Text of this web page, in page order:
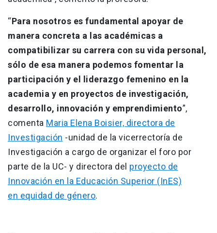
“Para nosotros es fundamental apoyar de
manera concreta a las académicas a
compatibilizar su carrera con su vida personal,
sólo de esa manera podemos fomentar la
participación y el liderazgo femenino en la
academia y en proyectos de investigación,
desarrollo, innovación y emprendimiento”,
comenta Maria Elena Boisier, directora de
Investigación -unidad de la vicerrectoría de
Investigación a cargo de organizar el foro por
parte de la UC- y directora del proyecto de
Innovación en la Educación Superior (InES)
en equidad de género.